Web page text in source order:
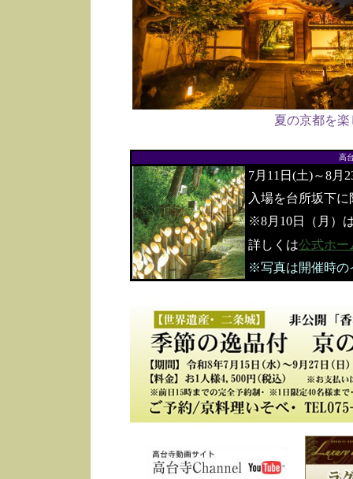
夏の京都を
高
7月11日(土)～8月
入場を台所坂下
※8月10日（月）
詳しくは公式ホー
※写真は開催時の